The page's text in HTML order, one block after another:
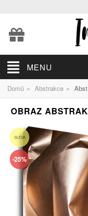
MENU
Domů » Abstrakce »
OBRAZ
SLEVA
-25%